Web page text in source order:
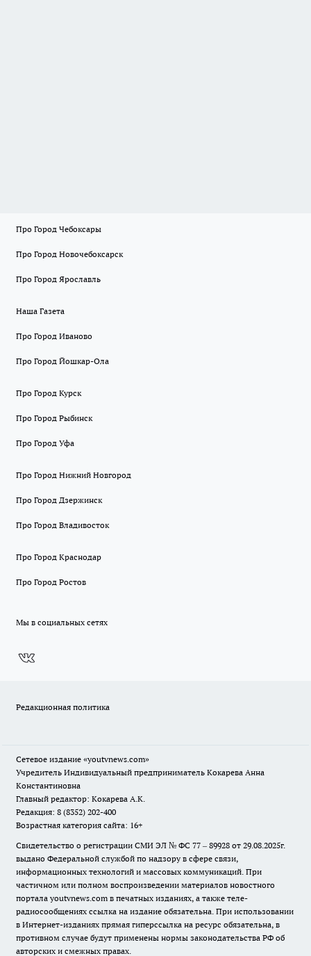
Про Город Чебоксары
Про Город Новочебоксарск
Про Город Ярославль
Наша Газета
Про Город Иваново
Про Город Йошкар-Ола
Про Город Курск
Про Город Рыбинск
Про Город Уфа
Про Город Нижний Новгород
Про Город Дзержинск
Про Город Владивосток
Про Город Краснодар
Про Город Ростов
Мы в социальных сетях
Редакционная политика
Сетевое издание «youtvnews.com»
Учредитель Индивидуальный предприниматель Кокарева Анна
Константиновна
Главный редактор: Кокарева А.К.
Редакция: 8 (8352) 202-400
Возрастная категория сайта: 16+
Свидетельство о регистрации СМИ ЭЛ № ФС 77 – 89928 от 29.08.2025г.
выдано Федеральной службой по надзору в сфере связи,
информационных технологий и массовых коммуникаций. При
частичном или полном воспроизведении материалов новостного
портала youtvnews.com в печатных изданиях, а также теле-
радиосообщениях ссылка на издание обязательна. При использовании
в Интернет-изданиях прямая гиперссылка на ресурс обязательна, в
противном случае будут применены нормы законодательства РФ об
авторских и смежных правах.